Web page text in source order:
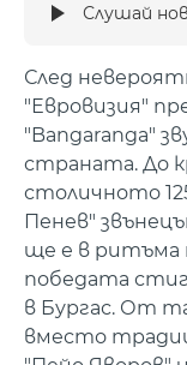
Слушай
След
"Евровизия"
"Bangaranga"
страната. До
столичното
Пенев"
ще е в ритъма
победата
в Бургас. От
вместо